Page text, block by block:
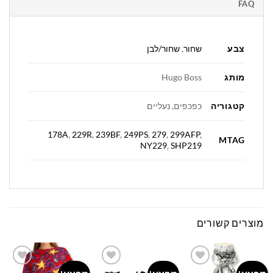
FAQ
צבע שחור,שחור/לבן
מותג Hugo Boss
קטגוריה כפכפים, נעליים
MTAG
178A, 229R, 239BF, 249PS, 279, 299AFP,
NY229, SHP219
מוצרים קשורים